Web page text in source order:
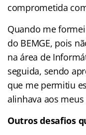
comprometida
Quando me
do BEMGE, pois
na área de
seguida, sendo
que me permitiu
alinhava aos
Outros desafios